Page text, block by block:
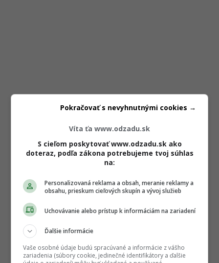
Víta ťa www.odzadu.sk
S cieľom poskytovať www.odzadu.sk ako
doteraz, podľa zákona potrebujeme tvoj súhlas
na:
Personalizovaná reklama a obsah, meranie reklamy a
obsahu, prieskum cieľových skupín a vývoj služieb
Uchovávanie alebo prístup k informáciám na zariadení
Ďalšie informácie
Vaše osobné údaje budú spracúvané a informácie z vášho
zariadenia (súbory cookie, jedinečné identifikátory a ďalšie
Pokračovať s nevyhnutnými cookies →